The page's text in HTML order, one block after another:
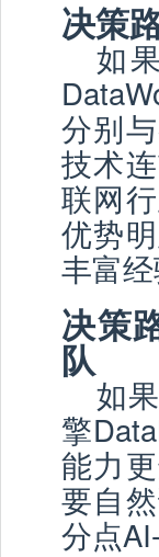
决策
如
分别
技术
联网
优势
丰富经
决策
队
如
擎
能力
要自
分点